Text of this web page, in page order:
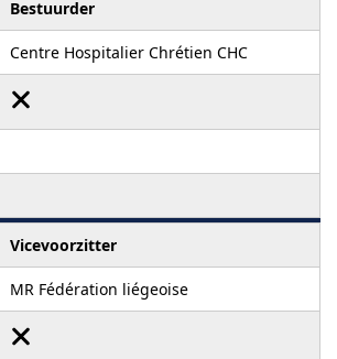
Bestuurder
Centre Hospitalier Chrétien CHC
Vicevoorzitter
MR Fédération liégeoise